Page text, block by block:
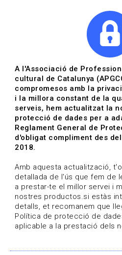
Actualitza't
Vols estar al dia?
HOME / BLOG
Convocatòries, activitats i
A l'Associació de
cultural de Catalunya
compromesos amb la
i la millora constant de la
serveis, hem actualitzat la
protecció de dades per a
Reglament General de
d'obligat compliment des
2018.
Amb aquesta actualització,
detallada de l'ús que fem de
a prestar-te el millor servei i
nostres productos.si estàs
detalls, et recomanem que
Política de protecció de
aplicable a la prestació dels